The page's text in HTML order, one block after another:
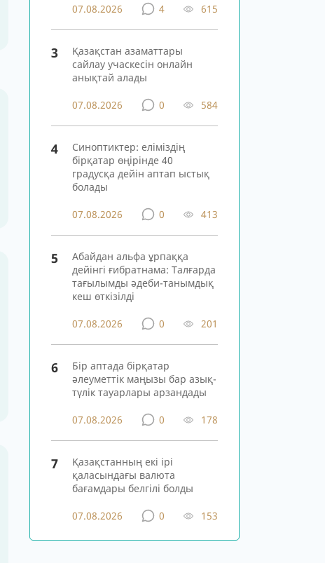
07.08.2026 4 615
3
Қазақстан азаматтары
сайлау учаскесін онлайн
анықтай алады
07.08.2026 0 584
4
Синоптиктер: еліміздің
бірқатар өңірінде 40
градусқа дейін аптап ыстық
болады
07.08.2026 0 413
5
Абайдан альфа ұрпаққа
дейінгі ғибратнама: Талғарда
тағылымды әдеби-танымдық
кеш өткізілді
07.08.2026 0 201
6
Бір аптада бірқатар
әлеуметтік маңызы бар азық-
түлік тауарлары арзандады
07.08.2026 0 178
7
Қазақстанның екі ірі
қаласындағы валюта
бағамдары белгілі болды
07.08.2026 0 153